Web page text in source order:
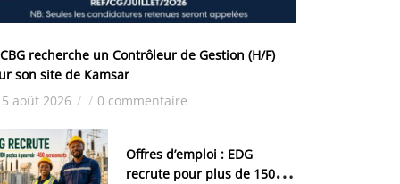
recherche un Contrôleur de Gestion (H/F)
son site de Kamsar
5 août 2026 / / 0 commentaire
Offres d’emploi : EDG
recrute pour plus de 150